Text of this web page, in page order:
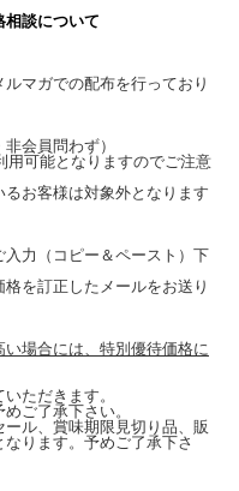
相談について
マガでの配布を行っており
会員問わず）
用可能となりますのでご注意
お客様は対象外となります
力（コピー＆ペースト）下
を訂正したメールをお送り
い場合には、特別優待価格に
ただきます。
ご了承下さい。
ル、賞味期限見切り品、販
ります。予めご了承下さ